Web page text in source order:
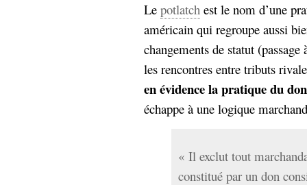
Le potlatch est le nom d’une
américain qui regroupe aussi
changements de statut
les rencontres entre tributs
en évidence la pratique du don
échappe à une logique
« Il exclut tout
constitué par un don